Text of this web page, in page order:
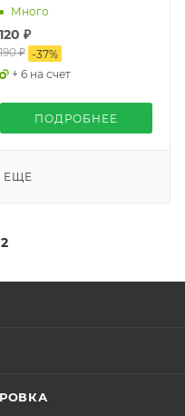
Федерация Бокса
России золотой
Много
120 ₽
₽ -37%
+ 6 на счет
ПОДРОБНЕЕ
ЕЩЕ
2